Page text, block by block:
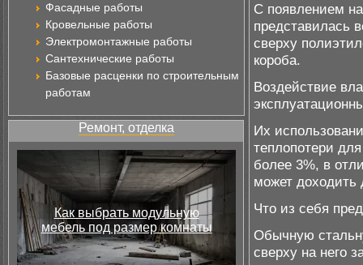
Фасадные работы
Кровельные работы
Электромонтажные работы
Сантехнические работы
Базовые расценки по строительным
работам
Ремонт, отделка
Как выбрать модульную
мебель под размер комнаты
С появлением
представилась
сверху
короба.
Воздействие
Их
теплопотери
более 3%, в
может доходить
Что из себя
Обычную
сверху на него